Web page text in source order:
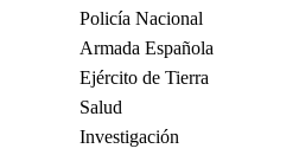
Policía Nacional
Armada Española
Ejército de Tierra
Salud
Investigación